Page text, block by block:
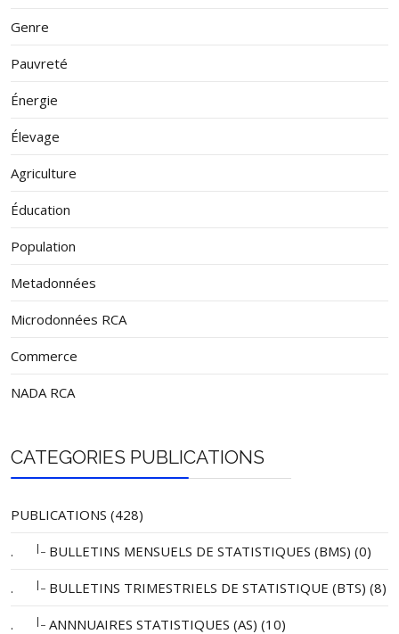
Genre
Pauvreté
Énergie
Élevage
Agriculture
Éducation
Population
Metadonnées
Microdonnées RCA
Commerce
NADA RCA
CATEGORIES PUBLICATIONS
PUBLICATIONS (428)
. |_ BULLETINS MENSUELS DE STATISTIQUES (BMS) (0)
. |_ BULLETINS TRIMESTRIELS DE STATISTIQUE (BTS) (8)
. |_ ANNNUAIRES STATISTIQUES (AS) (10)